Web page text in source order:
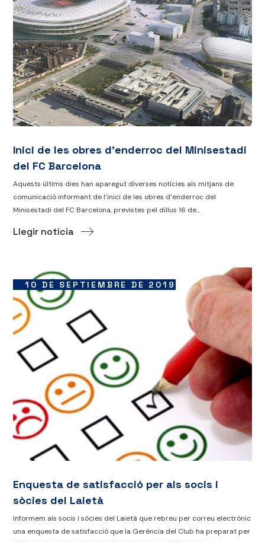
Inici de les obres d’enderroc del Minisestadi
del FC Barcelona
Aquests últims dies han aparegut diverses notícies als mitjans de
comunicació informant de l’inici de les obres d’enderroc del
Minisestadi del FC Barcelona, previstes pel dillus 16 de...
Llegir notícia
10 DE SEPTIEMBRE DE 2019
Enquesta de satisfacció per als socis i
sòcies del Laietà
Informem als socis i sòcies del Laietà que rebreu per correu electrònic
una enquesta de satisfacció que la Gerència del Club ha preparat per